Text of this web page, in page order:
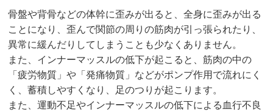
骨盤や背骨などの体幹に歪みが出ると、全身に歪みが出る
ことになり、歪んで関節の周りの筋肉が引っ張られたり、
異常に緩んだりしてしまうことも少なくありません。
また、インナーマッスルの低下が起こると、筋肉の中の
「疲労物質」や「発痛物質」などがポンプ作用で流れにく
く、蓄積しやすくなり、足のつりが起こります。
また、運動不足やインナーマッスルの低下による血行不良